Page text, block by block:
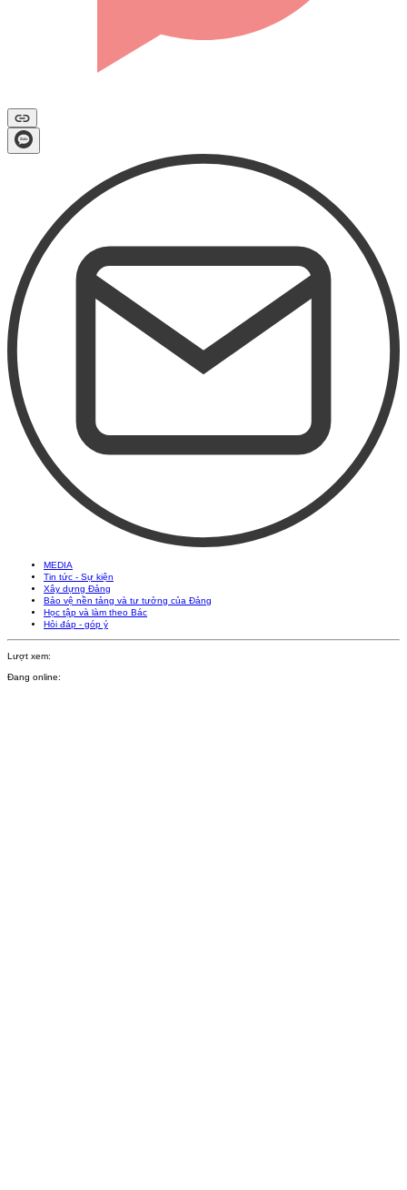
MEDIA
Tin tức - Sự kiện
Xây dựng Đảng
Bảo vệ nền tảng và tư tưởng của Đảng
Học tập và làm theo Bác
Hỏi đáp - góp ý
Lượt xem:
Đang online: